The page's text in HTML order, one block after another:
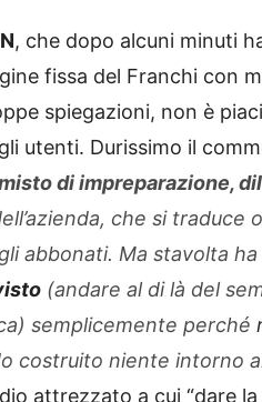
, che dopo alcuni minuti
fissa del Franchi con
spiegazioni, non è
utenti. Durissimo il
di impreparazione,
che si traduce
abbonati. Ma stavolta
(andare al di là del
semplicemente perché
costruito niente intorno
attrezzato a cui “dare